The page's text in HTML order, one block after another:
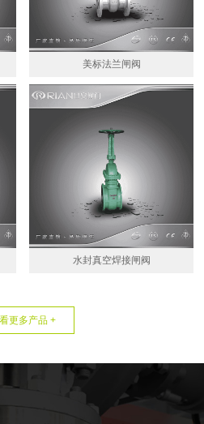
美标法兰闸阀
水封真空焊接闸阀
更多产品 +